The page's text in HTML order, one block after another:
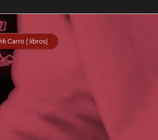
Mi Carro ( libros)